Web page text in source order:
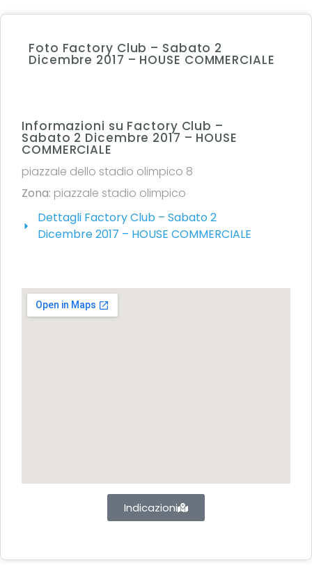
Foto Factory Club – Sabato 2
Dicembre 2017 – HOUSE COMMERCIALE
Informazioni su Factory Club –
Sabato 2 Dicembre 2017 – HOUSE
COMMERCIALE
piazzale dello stadio olimpico 8
Zona: piazzale stadio olimpico
Dettagli Factory Club – Sabato 2
Dicembre 2017 – HOUSE COMMERCIALE
Indicazioni